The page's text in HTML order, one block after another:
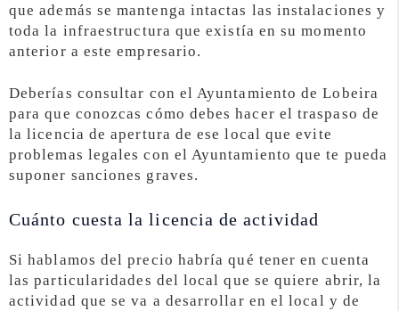
que además se mantenga intactas las instalaciones y
toda la infraestructura que existía en su momento
anterior a este empresario.
Deberías consultar con el Ayuntamiento de Lobeira
para que conozcas cómo debes hacer el traspaso de
la licencia de apertura de ese local que evite
problemas legales con el Ayuntamiento que te pueda
suponer sanciones graves.
Cuánto cuesta la licencia de actividad
Si hablamos del precio habría qué tener en cuenta
las particularidades del local que se quiere abrir, la
actividad que se va a desarrollar en el local y de